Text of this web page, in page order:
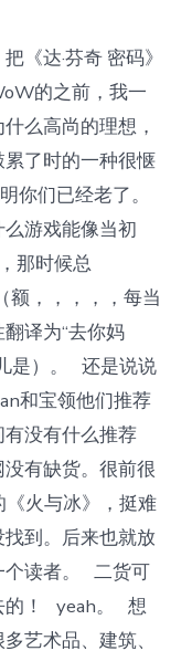
《达·芬奇 密码》
的之前，我一
么高尚的理想，
了时的一种很惬
你们已经老了。
游戏能像当初
那时候总
额，，，，，每当
译为“去你妈
是）。 还是说说
和宝领他们推荐
没有什么推荐
有缺货。很前很
火与冰》，挺难
到。后来也就放
个读者。 二货可
的！ yeah。 想
艺术品、建筑、